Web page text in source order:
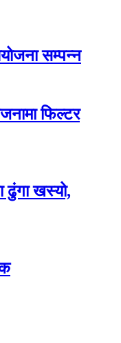
सम्पन्न
फिल्टर
ढुंगा खस्यो,